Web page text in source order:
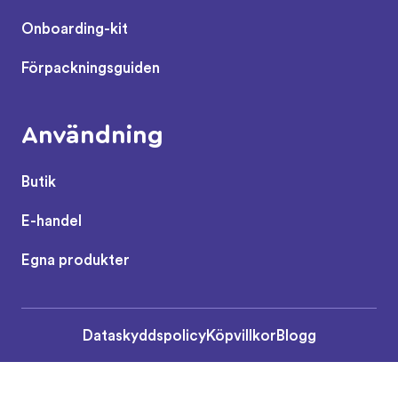
Onboarding-kit
Förpackningsguiden
Användning
Butik
E-handel
Egna produkter
DataskyddspolicyKöpvillkor Blogg